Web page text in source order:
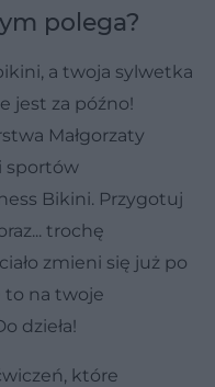
polega?
a twoja sylwetka
jest za późno!
Małgorzaty
sportów
Bikini. Przygotuj
trochę
zmieni się już po
to na twoje
dzieła!
które